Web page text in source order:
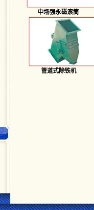
中场强永磁滚筒
管道式除铁机